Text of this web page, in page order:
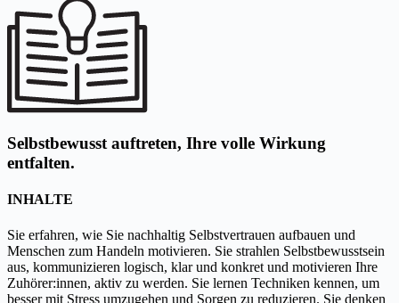
Selbstbewusst auftreten, Ihre volle Wirkung
entfalten.
INHALTE
Sie erfahren, wie Sie nachhaltig Selbstvertrauen aufbauen und
Menschen zum Handeln motivieren. Sie strahlen Selbstbewusstsein
aus, kommunizieren logisch, klar und konkret und motivieren Ihre
Zuhörer:innen, aktiv zu werden. Sie lernen Techniken kennen, um
besser mit Stress umzugehen und Sorgen zu reduzieren. Sie denken